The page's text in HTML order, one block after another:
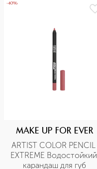
-40%
MAKE UP FOR EVER
ARTIST COLOR PENCIL
EXTREME Водостойкий
карандаш для губ